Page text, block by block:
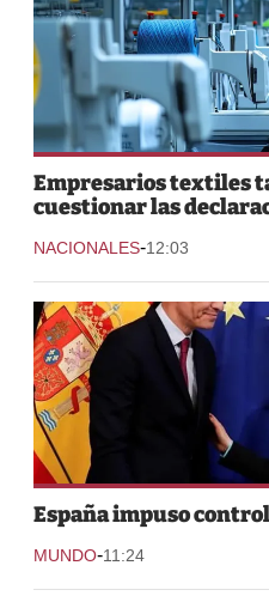
Empresarios textiles
cuestionar las
NACIONALES-12:03
España impuso
MUNDO-11:24